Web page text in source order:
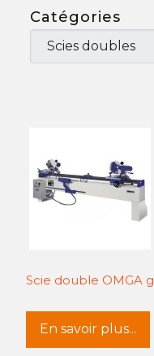
Catégories
Scie double OMGA
En savoir plus...